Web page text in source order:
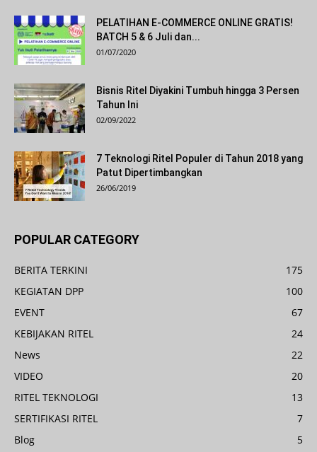
PELATIHAN E-COMMERCE ONLINE GRATIS!
BATCH 5 & 6 Juli dan...
01/07/2020
Bisnis Ritel Diyakini Tumbuh hingga 3 Persen
Tahun Ini
02/09/2022
7 Teknologi Ritel Populer di Tahun 2018 yang
Patut Dipertimbangkan
26/06/2019
POPULAR CATEGORY
BERITA TERKINI
175
KEGIATAN DPP
100
EVENT
67
KEBIJAKAN RITEL
24
News
22
VIDEO
20
RITEL TEKNOLOGI
13
SERTIFIKASI RITEL
7
Blog
5